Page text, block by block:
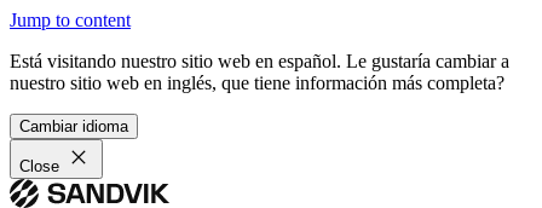
Jump to content
Está visitando nuestro sitio web en español. Le gustaría cambiar a
nuestro sitio web en inglés, que tiene información más completa?
Cambiar idioma
Close